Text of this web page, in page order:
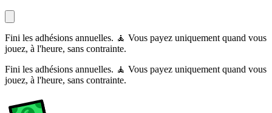
Fini les adhésions annuelles. 🧘 Vous payez uniquement quand vous
jouez, à l'heure, sans contrainte.
Fini les adhésions annuelles. 🧘 Vous payez uniquement quand vous
jouez, à l'heure, sans contrainte.